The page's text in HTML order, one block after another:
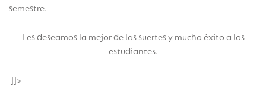
semestre.
Les deseamos la mejor de las suertes y mucho éxito a los
estudiantes.
]]>